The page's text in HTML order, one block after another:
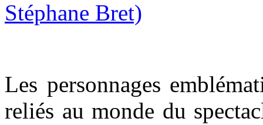
Les personnages
reliés au monde du